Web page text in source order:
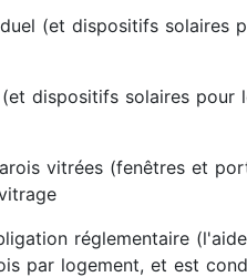
(et dispositifs solaires
dispositifs solaires pour
vitrées (fenêtres et
réglementaire
par logement, et est